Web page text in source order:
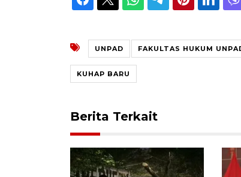
UNPAD FAKULTAS HUKUM
KUHAP BARU
Berita Terkait